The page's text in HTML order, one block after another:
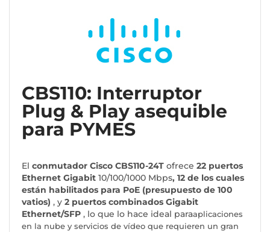
CBS110: Interruptor
Plug & Play asequible
para PYMES
El conmutador Cisco CBS110-24T ofrece 22 puertos
Ethernet Gigabit 10/100/1000 Mbps, 12 de los cuales
están habilitados para PoE (presupuesto de 100
vatios) , y 2 puertos combinados Gigabit
Ethernet/SFP , lo que lo hace ideal paraaplicaciones
en la nube y servicios de vídeo que requieren un gran